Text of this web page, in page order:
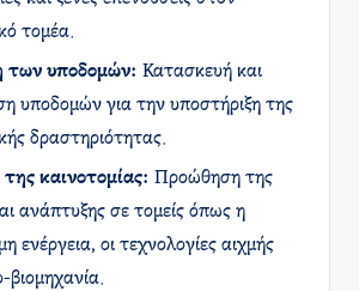
τομέα.
των υποδομών: Κατασκευή και
υποδομών για την υποστήριξη της
δραστηριότητας.
καινοτομίας: Προώθηση της
ανάπτυξης σε τομείς όπως η
ενέργεια, οι τεχνολογίες αιχμής
βιομηχανία.